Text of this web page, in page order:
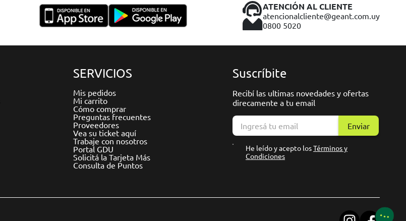
ATENCIÓN AL CLIENTE
atencionalcliente@geant.com.uy
0800 5020
SERVICIOS
Mis pedidos
Mi carrito
Cómo comprar
Preguntas frecuentes
Proveedores
Vea su ticket aquí
Trabaje con nosotros
Portal GDU
Solicitá la Tarjeta Más
Consulta de Puntos
Suscríbite
Recibí las ultimas novedades y ofertas
direcamente a tu email
Enviar
He leído y acepto losTérminos y
Condiciones